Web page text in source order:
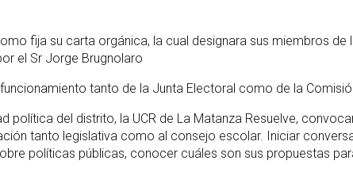
fija su carta orgánica, la cual designara sus miembros
el Sr Jorge Brugnolaro
tanto de la Junta Electoral como de la
política del distrito, la UCR de La Matanza Resuelve,
tanto legislativa como al consejo escolar. Iniciar
políticas públicas, conocer cuáles son sus propuestas